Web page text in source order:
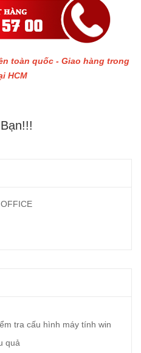
toàn quốc - Giao hàng trong
HCM
tra cấu hình máy tính win
quả